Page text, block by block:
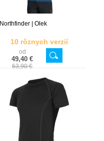
Northfinder | Olek
10 rôznych verzií
od
49,40 €
63,90 €